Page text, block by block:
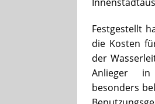
Festgestellt
die Kosten
der
Anlieger
besonders